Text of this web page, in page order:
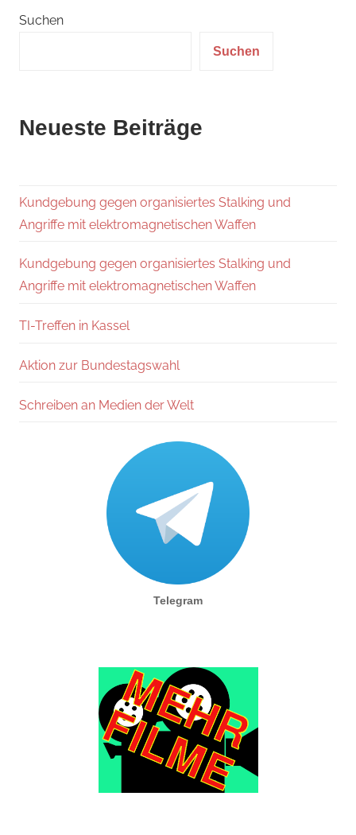
Beiträge
Suchen
Suchen
Neueste Beiträge
Kundgebung gegen organisiertes Stalking und
Angriffe mit elektromagnetischen Waffen
Kundgebung gegen organisiertes Stalking und
Angriffe mit elektromagnetischen Waffen
TI-Treffen in Kassel
Aktion zur Bundestagswahl
Schreiben an Medien der Welt
Telegram